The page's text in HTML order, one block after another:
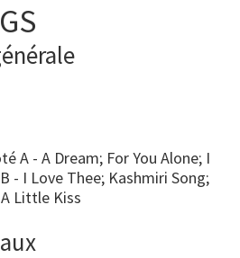
A - A Dream; For You Alone; I
- I Love Thee; Kashmiri Song;
Little Kiss